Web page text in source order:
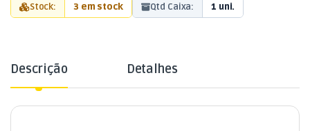
Stock: 3 em stock Qtd Caixa: 1 uni.
Descrição Detalhes